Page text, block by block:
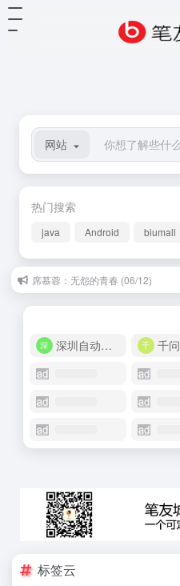
网站
热门搜索
java Android biumall
席慕蓉：无怨的青春 (06/12)
樊小纯：借我 (06/13)
深圳自动化商城
千问
标签云